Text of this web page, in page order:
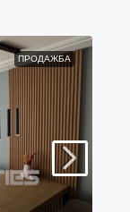
ПРОДАЖБА